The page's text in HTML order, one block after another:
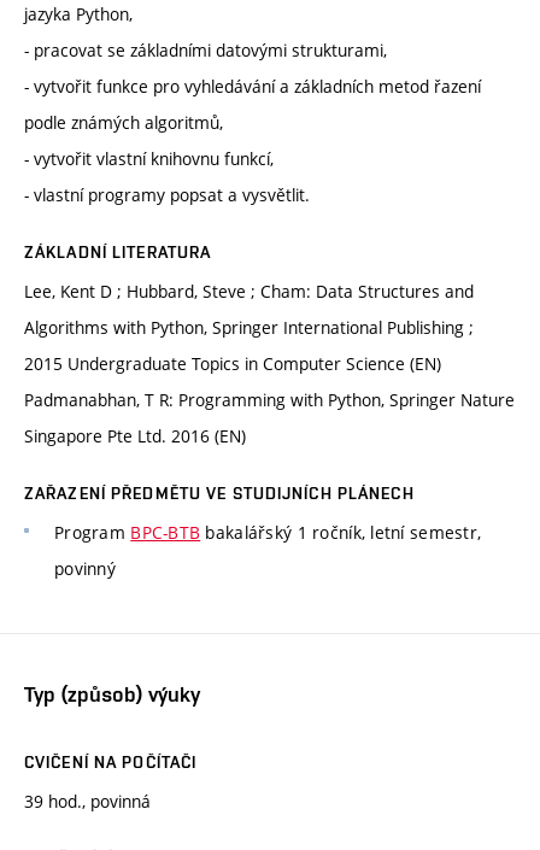
jazyka Python,
- pracovat se základními datovými strukturami,
- vytvořit funkce pro vyhledávání a základních metod řazení
podle známých algoritmů,
- vytvořit vlastní knihovnu funkcí,
- vlastní programy popsat a vysvětlit.
ZÁKLADNÍ LITERATURA
Lee, Kent D ; Hubbard, Steve ; Cham: Data Structures and
Algorithms with Python, Springer International Publishing ;
2015 Undergraduate Topics in Computer Science (EN)
Padmanabhan, T R: Programming with Python, Springer Nature
Singapore Pte Ltd. 2016 (EN)
ZAŘAZENÍ PŘEDMĚTU VE STUDIJNÍCH PLÁNECH
Program BPC-BTB bakalářský 1 ročník, letní semestr,
povinný
Typ (způsob) výuky
CVIČENÍ NA POČÍTAČI
39 hod., povinná